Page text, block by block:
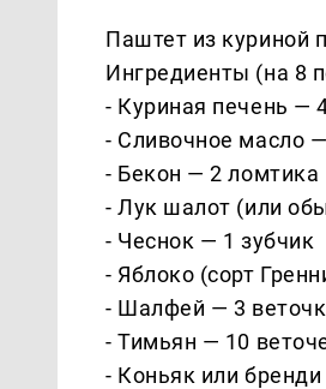
Паштет из куриной
Ингредиенты (на 8
- Куриная печень —
- Сливочное масло
- Бекон — 2 ломтика
- Лук шалот (или
- Чеснок — 1 зубчик
- Яблоко (сорт
- Шалфей — 3
- Тимьян — 10
- Коньяк или